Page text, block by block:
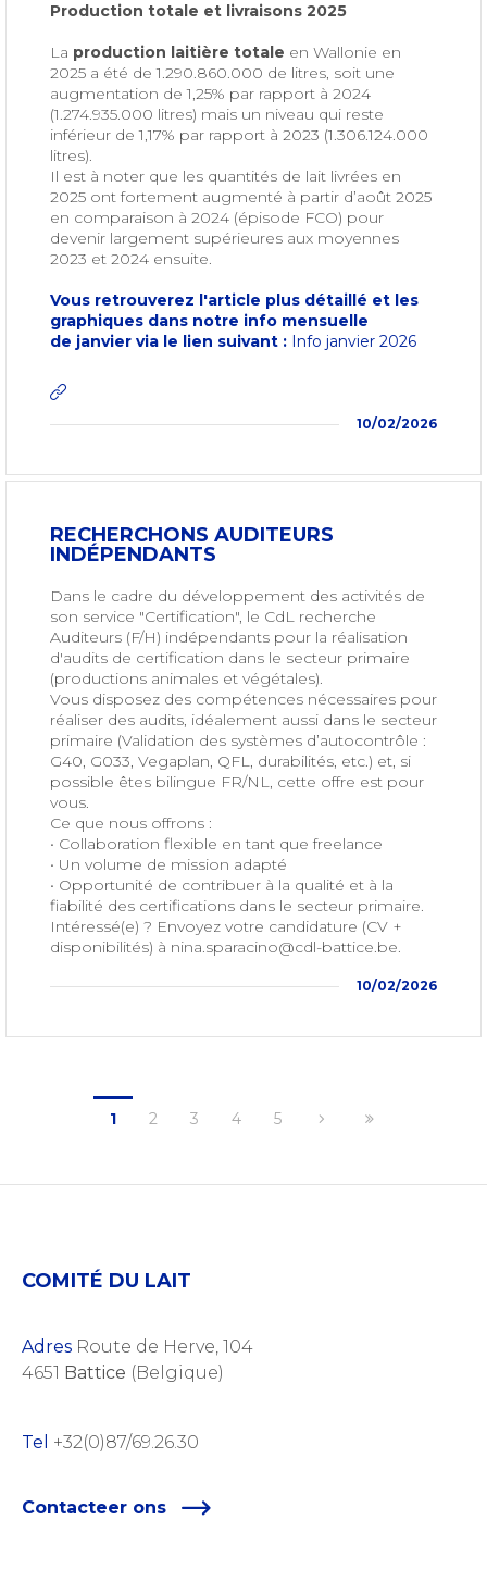
Production totale et livraisons 2025
La production laitière totale en Wallonie en
2025 a été de 1.290.860.000 de litres, soit une
augmentation de 1,25% par rapport à 2024
(1.274.935.000 litres) mais un niveau qui reste
inférieur de 1,17% par rapport à 2023 (1.306.124.000
litres).
Il est à noter que les quantités de lait livrées en
2025 ont fortement augmenté à partir d’août 2025
en comparaison à 2024 (épisode FCO) pour
devenir largement supérieures aux moyennes
2023 et 2024 ensuite.
Vous retrouverez l'article plus détaillé et les
graphiques dans notre info mensuelle
de janvier via le lien suivant : Info janvier 2026
10/02/2026
RECHERCHONS AUDITEURS
INDÉPENDANTS
Dans le cadre du développement des activités de
son service "Certification", le CdL recherche
Auditeurs (F/H) indépendants pour la réalisation
d'audits de certification dans le secteur primaire
(productions animales et végétales).
Vous disposez des compétences nécessaires pour
réaliser des audits, idéalement aussi dans le secteur
primaire (Validation des systèmes d’autocontrôle :
G40, G033, Vegaplan, QFL, durabilités, etc.) et, si
possible êtes bilingue FR/NL, cette offre est pour
vous.
Ce que nous offrons :
• Collaboration flexible en tant que freelance
• Un volume de mission adapté
• Opportunité de contribuer à la qualité et à la
fiabilité des certifications dans le secteur primaire.
Intéressé(e) ? Envoyez votre candidature (CV +
disponibilités) à nina.sparacino@cdl-battice.be.
10/02/2026
1 2 3 4 5
COMITÉ DU LAIT
Adres Route de Herve, 104
4651 Battice (Belgique)
Tel +32(0)87/69.26.30
Contacteer ons